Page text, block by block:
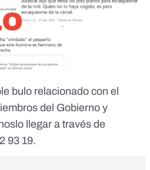
bulo relacionado con el
del Gobierno y
llegar a través de
93 19.